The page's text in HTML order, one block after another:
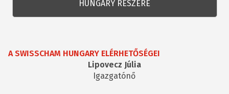
A SWISSCHAM HUNGARY ELÉRHETŐSÉGEI
Lipovecz Júlia
Igazgatónő